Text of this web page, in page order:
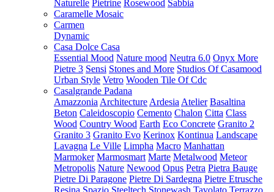
Naturelle Pietrine Rosewood Sabbia
Caramelle Mosaic
Carmen
Dynamic
Casa Dolce Casa
Essential Mood Nature mood Neutra 6.0 Onyx More
Pietre 3 Sensi Stones and More Studios Of Casamood
Urban Style Vetro Wooden Tile Of Cdc
Casalgrande Padana
Amazzonia Architecture Ardesia Atelier Basaltina
Beton Caleidoscopio Cemento Chalon Citta Class
Wood Country Wood Earth Eco Concrete Granito 2
Granito 3 Granito Evo Kerinox Kontinua Landscape
Lavagna Le Ville Limpha Macro Manhattan
Marmoker Marmosmart Marte Metalwood Meteor
Metropolis Nature Newood Opus Petra Pietra Bauge
Pietre Di Paragone Pietre Di Sardegna Pietre Etrusche